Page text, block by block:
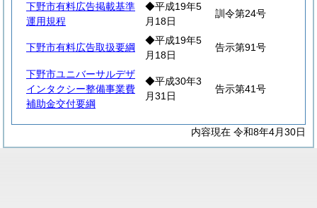
下野市有料広告掲載基準
運用規程
◆平成19年5
月18日
訓令第24号
下野市有料広告取扱要綱
◆平成19年5
月18日
告示第91号
下野市ユニバーサルデザ
インタクシー整備事業費
補助金交付要綱
◆平成30年3
月31日
告示第41号
内容現在 令和8年4月30日